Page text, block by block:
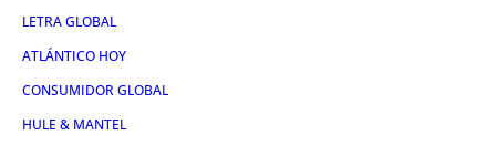
LETRA GLOBAL
ATLÁNTICO HOY
CONSUMIDOR GLOBAL
HULE & MANTEL